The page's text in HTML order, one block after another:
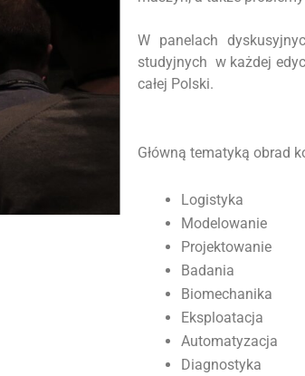
W panelach
studyjnych w każdej
całej Polski.
Główną tematyką obrad
Logistyka
Modelowanie
Projektowanie
Badania
Biomechanika
Eksploatacja
Automatyzacja
Diagnostyka